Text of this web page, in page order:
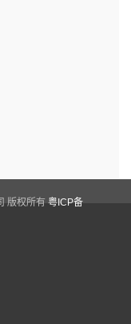
版权所有 粤ICP备